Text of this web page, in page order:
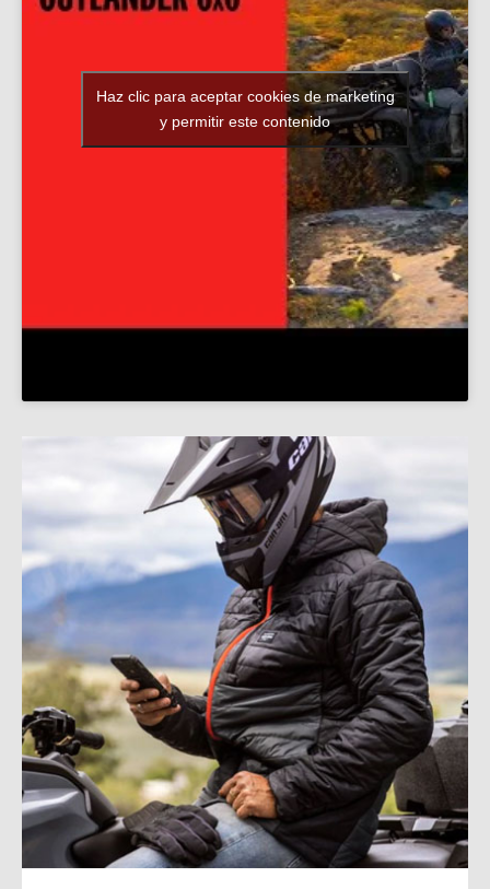
Haz clic para aceptar cookies de marketing
y permitir este contenido